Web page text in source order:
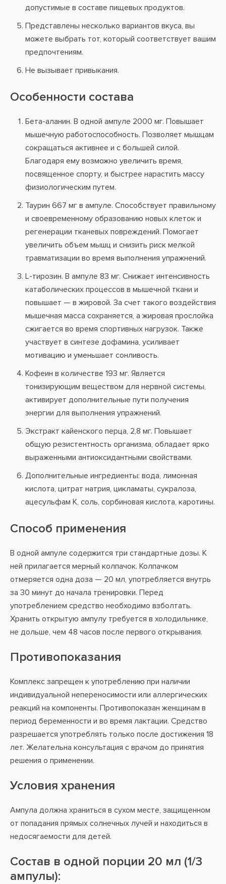
допустимые в составе пищевых продуктов.
Представлены несколько вариантов вкуса, вы
можете выбрать тот, который соответствует вашим
предпочтениям.
Не вызывает привыкания.
Особенности состава
Бета-аланин. В одной ампуле 2000 мг. Повышает
мышечную работоспособность. Позволяет мышцам
сокращаться активнее и с большей силой.
Благодаря ему возможно увеличить время,
посвященное спорту, и быстрее нарастить массу
физиологическим путем.
Таурин 667 мг в ампуле. Способствует правильному
и своевременному образованию новых клеток и
регенерации тканевых повреждений. Помогает
увеличить объем мышц и снизить риск мелкой
травматизации во время выполнения упражнений.
L-тирозин. В ампуле 83 мг. Снижает интенсивность
катаболических процессов в мышечной ткани и
повышает — в жировой. За счет такого воздействия
мышечная масса сохраняется, а жировая прослойка
сжигается во время спортивных нагрузок. Также
участвует в синтезе дофамина, усиливает
мотивацию и уменьшает сонливость.
Кофеин в количестве 193 мг. Является
тонизирующим веществом для нервной системы,
активирует дополнительные пути получения
энергии для выполнения упражнений.
Экстракт кайенского перца, 2,8 мг. Повышает
общую резистентность организма, обладает ярко
выраженными антиоксидантными свойствами.
Дополнительные ингредиенты: вода, лимонная
кислота, цитрат натрия, цикламаты, сукралоза,
ацесульфам К, соль, сорбиновая кислота, каротины.
Способ применения
В одной ампуле содержится три стандартные дозы. К
ней прилагается мерный колпачок. Колпачком
отмеряется одна доза — 20 мл, употребляется внутрь
за 30 минут до начала тренировки. Перед
употреблением средство необходимо взболтать.
Хранить открытую ампулу требуется в холодильнике,
не дольше, чем 48 часов после первого открывания.
Противопоказания
Комплекс запрещен к употреблению при наличии
индивидуальной непереносимости или аллергических
реакций на компоненты. Противопоказан женщинам в
период беременности и во время лактации. Средство
разрешается употреблять только после достижения 18
лет. Желательна консультация с врачом до принятия
решения о применении.
Условия хранения
Ампула должна храниться в сухом месте, защищенном
от попадания прямых солнечных лучей и находиться в
недосягаемости для детей.
Состав в одной порции 20 мл (1/3
ампулы):